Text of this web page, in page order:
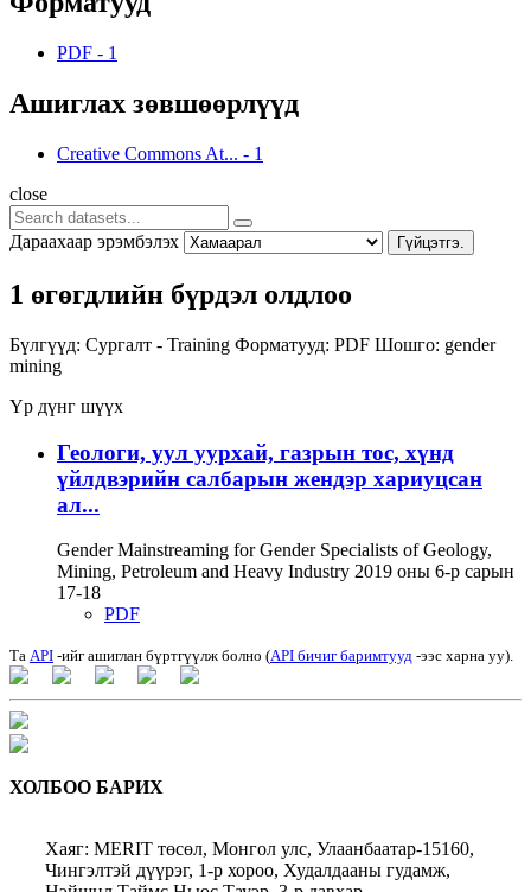
PDF - 1
Ашиглах зөвшөөрлүүд
Creative Commons At... - 1
close
Дараахаар эрэмбэлэх Гүйцэтгэ.
1 өгөгдлийн бүрдэл олдлоо
Бүлгүүд: Сургалт - Training Форматууд: PDF Шошго: gender
mining
Үр дүнг шүүх
Геологи, уул уурхай, газрын тос, хүнд
үйлдвэрийн салбарын жендэр хариуцсан
ал...
Gender Mainstreaming for Gender Specialists of Geology,
Mining, Petroleum and Heavy Industry 2019 оны 6-р сарын
17-18
PDF
Та API -ийг ашиглан бүртгүүлж болно (API бичиг баримтууд -ээс харна уу).
ХОЛБОО БАРИХ
Хаяг: MERIT төсөл, Монгол улс, Улаанбаатар-15160,
Чингэлтэй дүүрэг, 1-р хороо, Худалдааны гудамж,